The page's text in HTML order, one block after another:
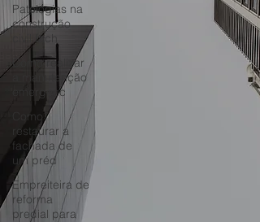
Patologias na
construção
civil fach
Como realizar
a manutenção
emergenc
Como
restaurar a
fachada de
um préd
Empreiteira de
reforma
predial para